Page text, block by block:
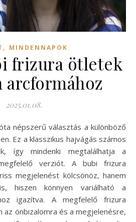
, MINDENNAPOK
frizura ötletek
arcformához
2025.01.08.
Ez a klasszikus hajvágás számos
így mindenki megtalálhatja a
verziót. A bubi frizura
megjelenést kölcsönöz, hanem
hiszen könnyen variálható a
igazítva. A megfelelő frizura
az önbizalomra és a megjelenésre,